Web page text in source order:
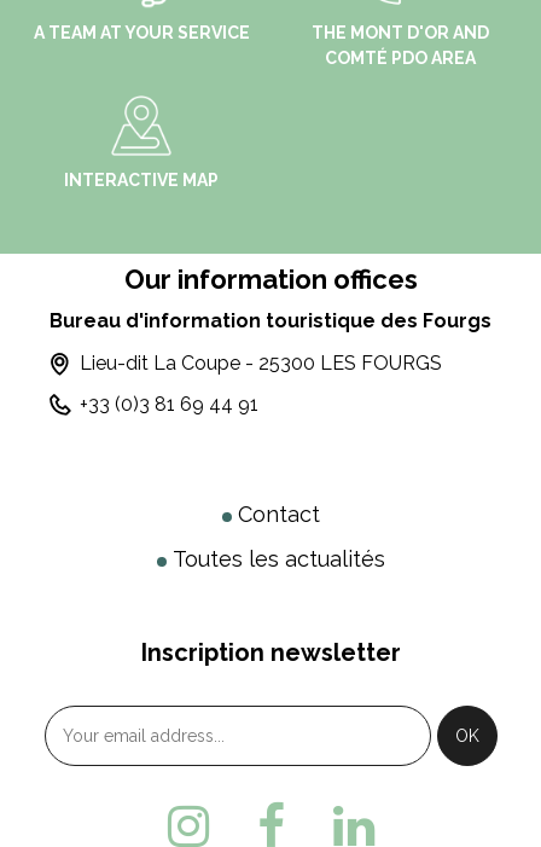
A TEAM AT YOUR SERVICE
THE MONT D'OR AND
COMTÉ PDO AREA
INTERACTIVE MAP
Our information offices
Bureau d'information touristique des Fourgs
Lieu-dit La Coupe - 25300 LES FOURGS
+33 (0)3 81 69 44 91
Contact
Toutes les actualités
Inscription newsletter